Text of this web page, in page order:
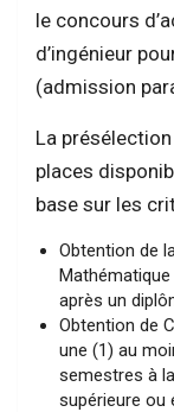
le concours
d’ingénieur
(admission
La
places
base sur les
Obtention de
après un
Obtention de
une (1) au
semestres à
supérieure ou